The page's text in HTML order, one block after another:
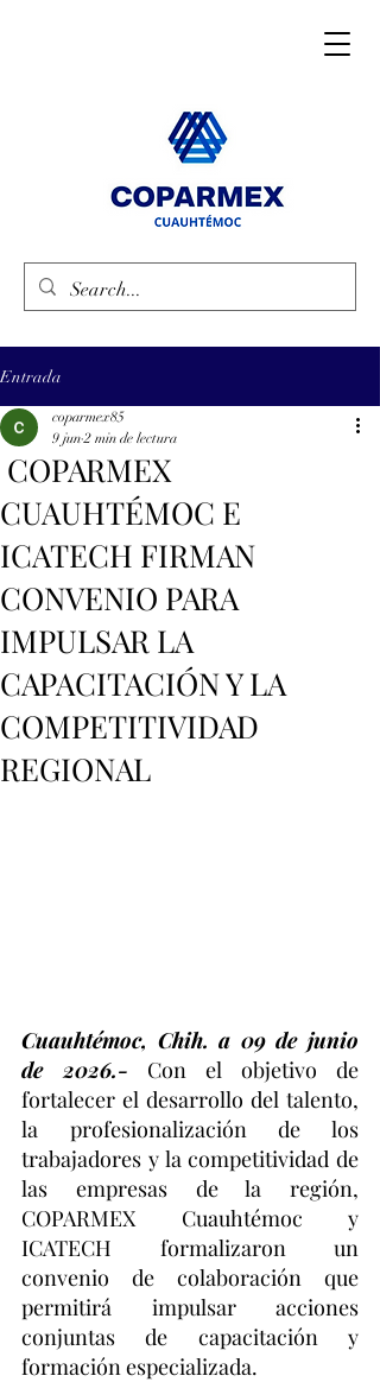
Entrada
COPARMEX
CUAUHTÉMOC E
ICATECH FIRMAN
CONVENIO PARA
IMPULSAR LA
CAPACITACIÓN Y LA
COMPETITIVIDAD
REGIONAL
coparmex85
9 jun 2 min de lectura
Cuauhtémoc, Chih. a 09 de junio
de 2026.- Con el objetivo de
fortalecer el desarrollo del talento,
la profesionalización de los
trabajadores y la competitividad de
las empresas de la región,
COPARMEX Cuauhtémoc y
ICATECH formalizaron un
convenio de colaboración que
permitirá impulsar acciones
conjuntas de capacitación y
formación especializada.